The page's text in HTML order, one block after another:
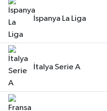
İspanya La Liga
İtalya Serie A